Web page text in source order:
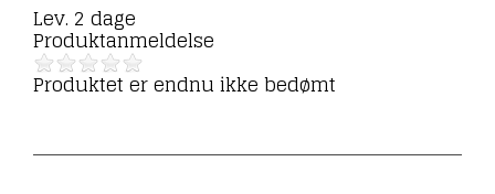
Lev. 2 dage
Produktanmeldelse
Produktet er endnu ikke bedømt